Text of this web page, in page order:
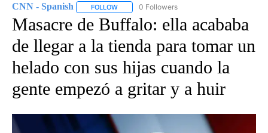
CNN - Spanish FOLLOW FOLLOW "CNN - SPANISH" TO RECEIVE
0 Followers
Masacre de Buffalo: ella acababa
de llegar a la tienda para tomar un
helado con sus hijas cuando la
gente empezó a gritar y a huir